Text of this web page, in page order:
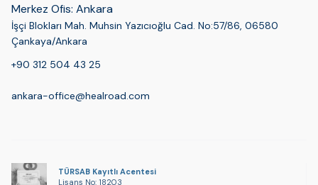
Merkez Ofis: Ankara
İşçi Blokları Mah. Muhsin Yazıcıoğlu Cad. No:57/86, 06580
Çankaya/Ankara
+90 312 504 43 25
ankara-office@healroad.com
TÜRSAB Kayıtlı Acentesi
Lisans No: 18203